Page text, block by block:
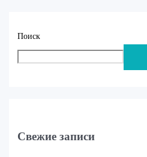
Поиск
Свежие записи